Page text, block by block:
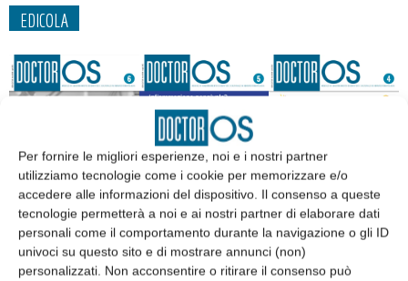
Per fornire le migliori esperienze, noi e i nostri partner
utilizziamo tecnologie come i cookie per memorizzare e/o
accedere alle informazioni del dispositivo. Il consenso a queste
tecnologie permetterà a noi e ai nostri partner di elaborare dati
personali come il comportamento durante la navigazione o gli ID
univoci su questo sito e di mostrare annunci (non)
personalizzati. Non acconsentire o ritirare il consenso può
EDICOLA
Edicola web